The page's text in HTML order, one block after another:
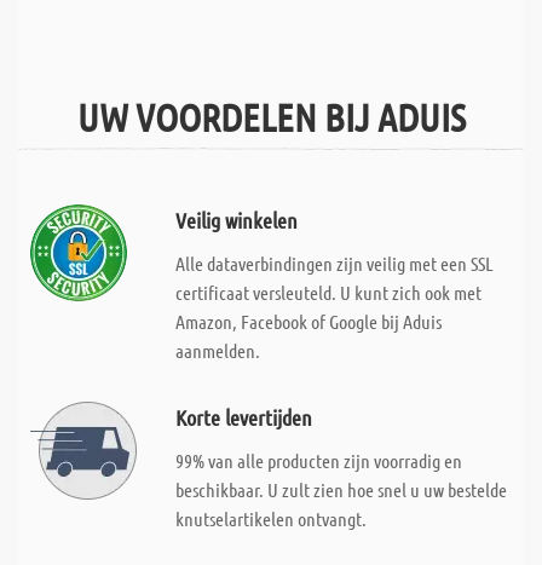
UW VOORDELEN BIJ ADUIS
Veilig winkelen
Alle dataverbindingen zijn veilig met een SSL
certificaat versleuteld. U kunt zich ook met
Amazon, Facebook of Google bij Aduis
aanmelden.
Korte levertijden
99% van alle producten zijn voorradig en
beschikbaar. U zult zien hoe snel u uw bestelde
knutselartikelen ontvangt.